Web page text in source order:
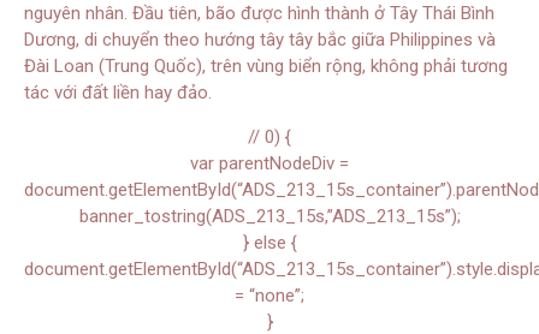
nguyên nhân. Đầu tiên, bão được hình thành ở Tây Thái Bình
Dương, di chuyển theo hướng tây tây bắc giữa Philippines và
Đài Loan (Trung Quốc), trên vùng biển rộng, không phải tương
tác với đất liền hay đảo.
// 0) {
var parentNodeDiv =
banner_tostring(ADS_213_15s,”ADS_213_15s”);
} else {
= “none”;
}